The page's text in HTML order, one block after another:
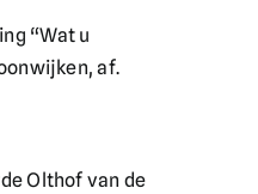
“Wat u
af.
Olthof van de